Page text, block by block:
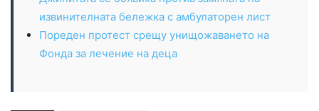
извинителната бележка с амбулаторен лист
Пореден протест срещу унищожаването на
Фонда за лечение на деца